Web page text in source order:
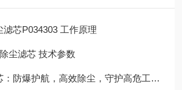
滤芯P034303 工作原理
尘滤芯 技术参数
防爆护航，高效除尘，守护高危工况安全